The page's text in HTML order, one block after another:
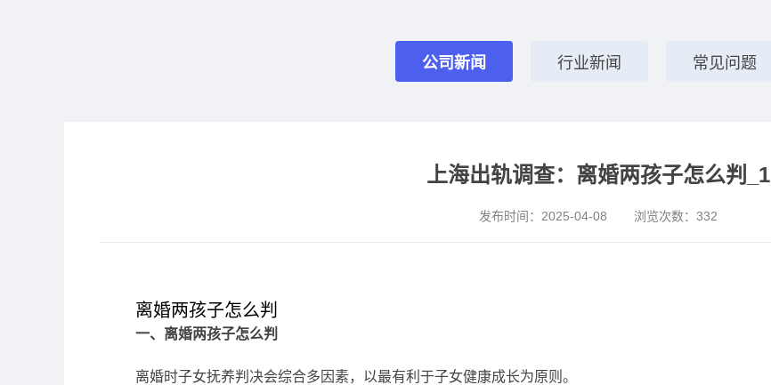
公司新闻 行业新闻 常见问题
上海出轨调查：离婚两孩子怎么判_1
发布时间： 2025-04-08 浏览次数： 332
离婚两孩子怎么判
一、离婚两孩子怎么判
离婚时子女抚养判决会综合多因素，以最有利于子女健康成长为原则。